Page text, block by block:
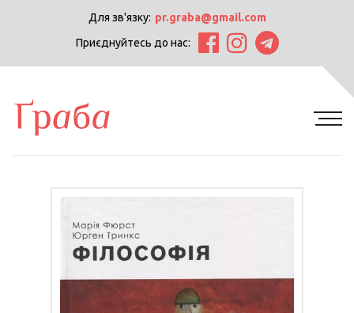
Для зв'язку: pr.graba@gmail.com
Приєднуйтесь до нас: